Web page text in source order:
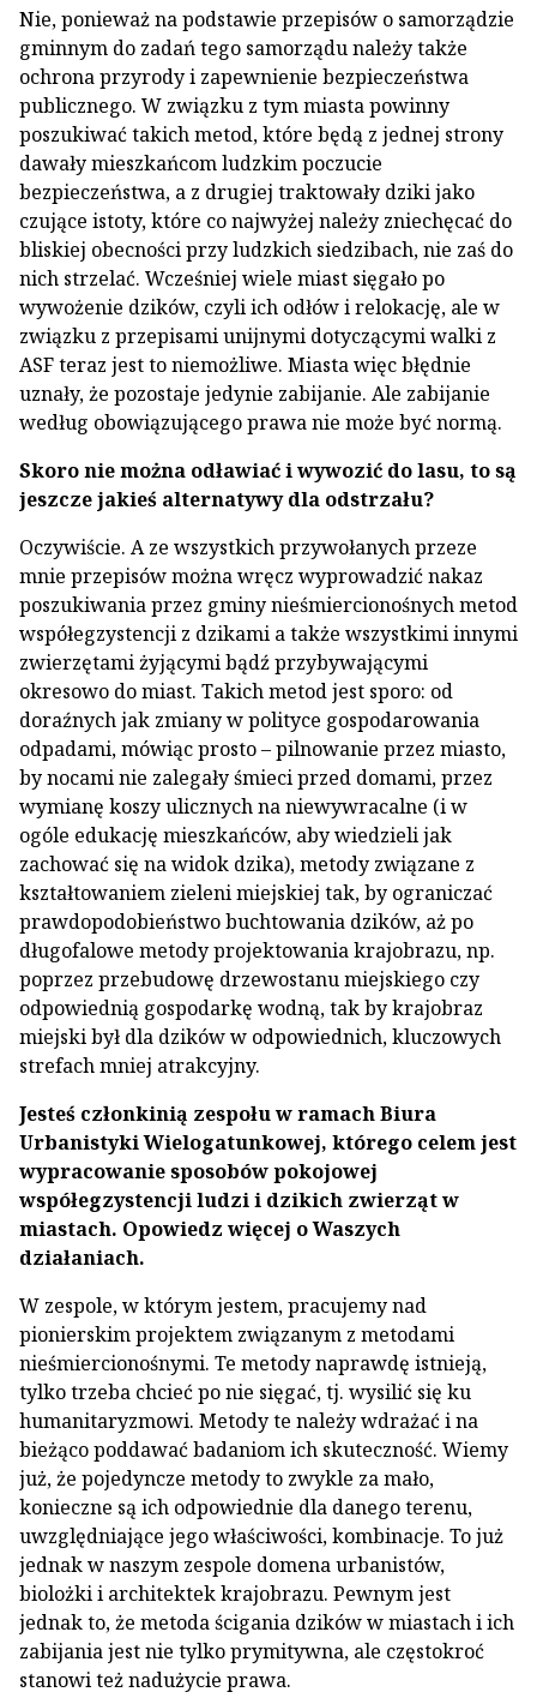
Nie, ponieważ na podstawie przepisów o samorządzie
gminnym do zadań tego samorządu należy także
ochrona przyrody i zapewnienie bezpieczeństwa
publicznego. W związku z tym miasta powinny
poszukiwać takich metod, które będą z jednej strony
dawały mieszkańcom ludzkim poczucie
bezpieczeństwa, a z drugiej traktowały dziki jako
czujące istoty, które co najwyżej należy zniechęcać do
bliskiej obecności przy ludzkich siedzibach, nie zaś do
nich strzelać. Wcześniej wiele miast sięgało po
wywożenie dzików, czyli ich odłów i relokację, ale w
związku z przepisami unijnymi dotyczącymi walki z
ASF teraz jest to niemożliwe. Miasta więc błędnie
uznały, że pozostaje jedynie zabijanie. Ale zabijanie
według obowiązującego prawa nie może być normą.
Skoro nie można odławiać i wywozić do lasu, to są
jeszcze jakieś alternatywy dla odstrzału?
Oczywiście. A ze wszystkich przywołanych przeze
mnie przepisów można wręcz wyprowadzić nakaz
poszukiwania przez gminy nieśmiercionośnych metod
współegzystencji z dzikami a także wszystkimi innymi
zwierzętami żyjącymi bądź przybywającymi
okresowo do miast. Takich metod jest sporo: od
doraźnych jak zmiany w polityce gospodarowania
odpadami, mówiąc prosto – pilnowanie przez miasto,
by nocami nie zalegały śmieci przed domami, przez
wymianę koszy ulicznych na niewywracalne (i w
ogóle edukację mieszkańców, aby wiedzieli jak
zachować się na widok dzika), metody związane z
kształtowaniem zieleni miejskiej tak, by ograniczać
prawdopodobieństwo buchtowania dzików, aż po
długofalowe metody projektowania krajobrazu, np.
poprzez przebudowę drzewostanu miejskiego czy
odpowiednią gospodarkę wodną, tak by krajobraz
miejski był dla dzików w odpowiednich, kluczowych
strefach mniej atrakcyjny.
Jesteś członkinią zespołu w ramach Biura
Urbanistyki Wielogatunkowej, którego celem jest
wypracowanie sposobów pokojowej
współegzystencji ludzi i dzikich zwierząt w
miastach. Opowiedz więcej o Waszych
działaniach.
W zespole, w którym jestem, pracujemy nad
pionierskim projektem związanym z metodami
nieśmiercionośnymi. Te metody naprawdę istnieją,
tylko trzeba chcieć po nie sięgać, tj. wysilić się ku
humanitaryzmowi. Metody te należy wdrażać i na
bieżąco poddawać badaniom ich skuteczność. Wiemy
już, że pojedyncze metody to zwykle za mało,
konieczne są ich odpowiednie dla danego terenu,
uwzględniające jego właściwości, kombinacje. To już
jednak w naszym zespole domena urbanistów,
biolożki i architektek krajobrazu. Pewnym jest
jednak to, że metoda ścigania dzików w miastach i ich
zabijania jest nie tylko prymitywna, ale częstokroć
stanowi też nadużycie prawa.